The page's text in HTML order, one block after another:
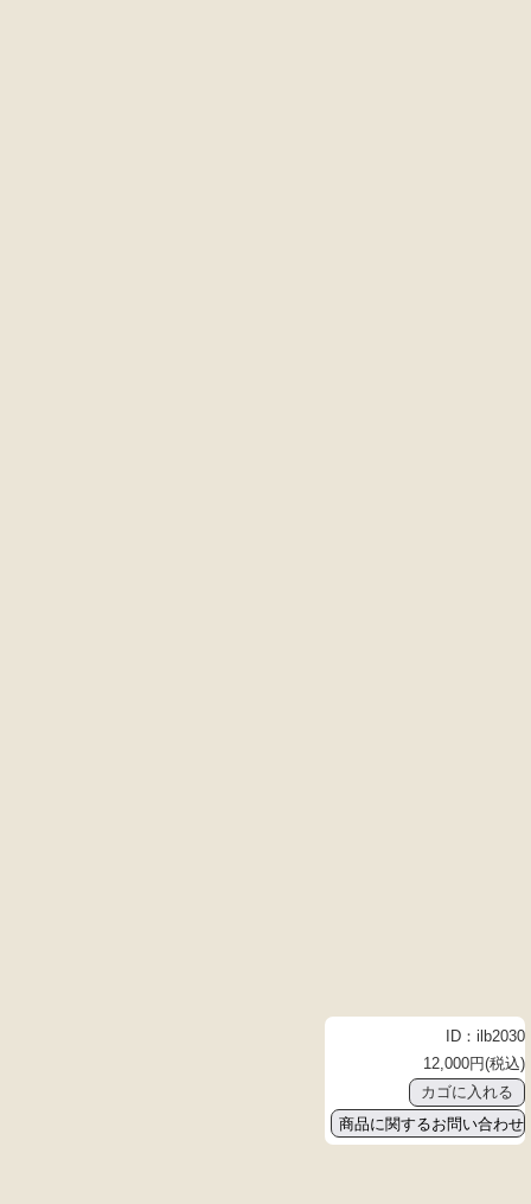
ID：ilb2030
12,000円(税込)
商品に関するお問い合わせ